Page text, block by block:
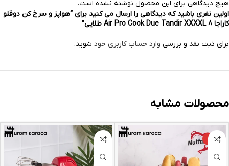
هیچ دیدگاهی برای این محصول نوشته نشده است.
اولین نفری باشید که دیدگاهی را ارسال می کنید برای “هواپز و سرخ کن دوقلو
کاراجا Air Pro Cook Due Tandir XXXXL 8 طلایی”
برای ثبت نقد و بررسی وارد حساب کاربری خود شوید.
محصولات مشابه
-25%